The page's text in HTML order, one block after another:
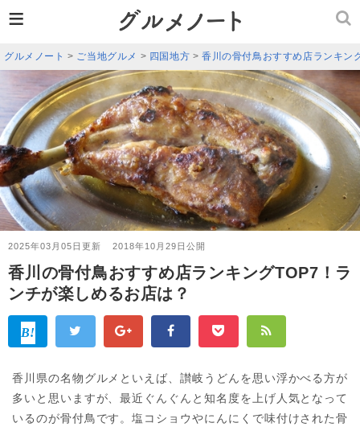
グルメノート > ご当地グルメ > 四国地方 >香川の骨付鳥おすすめ店ランキン
2025年03月05日更新 2018年10月29日公開
香川の骨付鳥おすすめ店ランキングTOP7！ラ
ンチが楽しめるお店は？
香川県の名物グルメといえば、讃岐うどんを思い浮かべる方が
多いと思いますが、最近ぐんぐんと知名度を上げ人気となって
いるのが骨付鳥です。塩コショウやにんにくで味付けされた骨
≡